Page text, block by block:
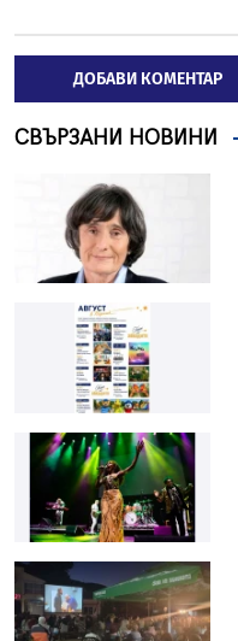
ДОБАВИ КОМЕНТАР
СВЪРЗАНИ НОВИНИ